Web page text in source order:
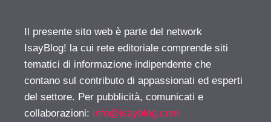
Il presente sito web è parte del network
IsayBlog! la cui rete editoriale comprende siti
tematici di informazione indipendente che
contano sul contributo di appassionati ed esperti
del settore. Per pubblicità, comunicati e
collaborazioni: info@isayblog.com